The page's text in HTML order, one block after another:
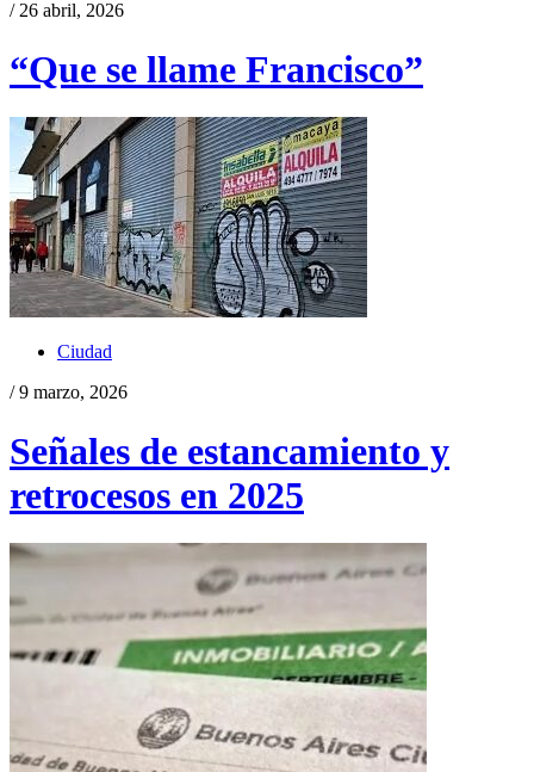
/ 26 abril, 2026
“Que se llame Francisco”
Ciudad
/ 9 marzo, 2026
Señales de estancamiento y
retrocesos en 2025